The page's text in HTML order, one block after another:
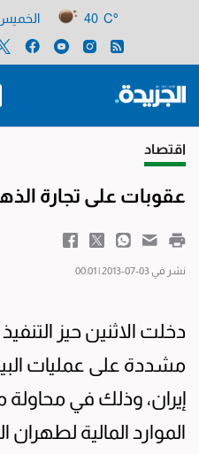
40 C° الخميس 06 أغسطس
اقتصاد
عقوبات على تجارة
نشر في 03-07-2013 | 00:01
دخلت الاثنين حيز
مشددة على عمليات
إيران، وذلك في
الموارد المالية لطهران